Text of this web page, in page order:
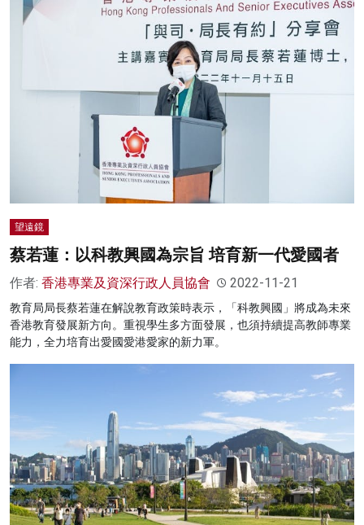
望遠鏡
蔡若蓮：以科教興國為宗旨 培育新一代愛國者
作者: 香港專業及資深行政人員協會 2022-11-21
教育局局長蔡若蓮在解說教育政策時表示，「科教興國」將成為未來
香港教育發展新方向。重視學生多方面發展，也須持續提高教師專業
能力，全力培育出愛國愛港愛家的新力軍。